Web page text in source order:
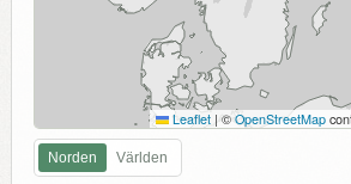
Leaflet | ©OpenStreetMap
Norden Världen